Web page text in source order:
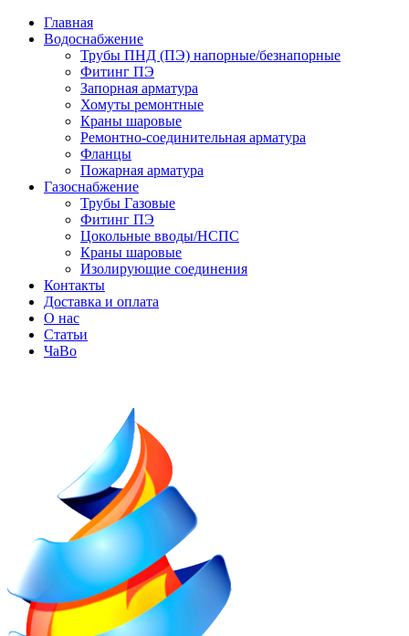
Главная
Водоснабжение
Трубы ПНД (ПЭ) напорные/безнапорные
Фитинг ПЭ
Запорная арматура
Хомуты ремонтные
Краны шаровые
Ремонтно-соединительная арматура
Фланцы
Пожарная арматура
Газоснабжение
Трубы Газовые
Фитинг ПЭ
Цокольные вводы/НСПС
Краны шаровые
Изолирующие соединения
Контакты
Доставка и оплата
О нас
Статьи
ЧаВо